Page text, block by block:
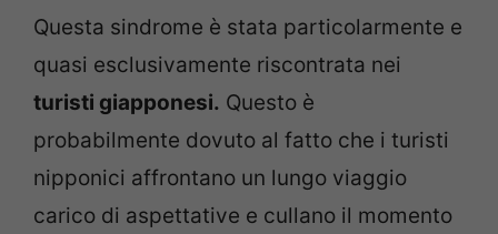
Questa sindrome è stata particolarmente e
quasi esclusivamente riscontrata nei
turisti giapponesi. Questo è
probabilmente dovuto al fatto che i turisti
nipponici affrontano un lungo viaggio
carico di aspettative e cullano il momento